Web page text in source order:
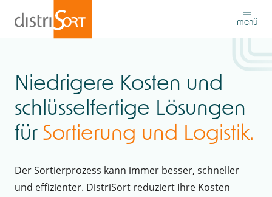
menü
Niedrigere Kosten und
schlüsselfertige Lösungen
für Sortierung und Logistik.
Der Sortierprozess kann immer besser, schneller
und effizienter. DistriSort reduziert Ihre Kosten